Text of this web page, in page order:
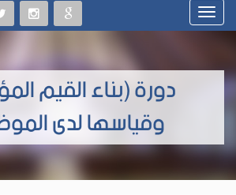
دورة (بناء القيم
وقياسها لدى